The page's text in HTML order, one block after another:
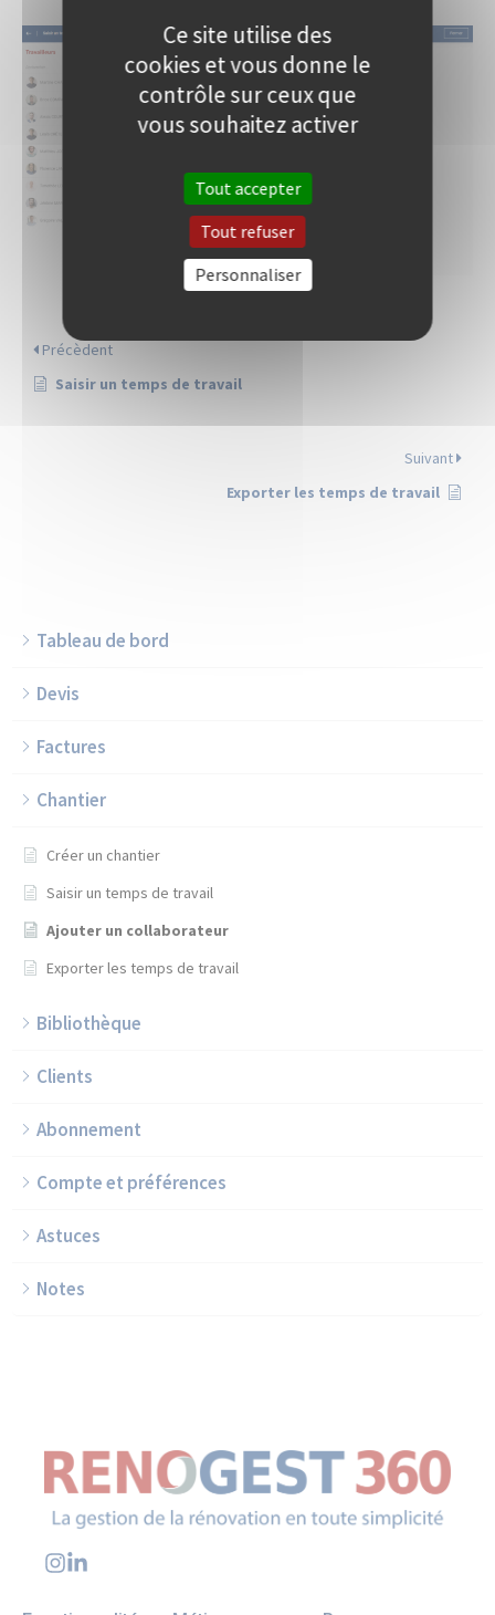
Tableau de bord
Devis
Factures
Chantier
Créer un chantier
Saisir un temps de travail
Ajouter un collaborateur
Exporter les temps de travail
Bibliothèque
Clients
Abonnement
Compte et préférences
Astuces
Notes
Précèdent
Saisir un temps de travail
Suivant
Exporter les temps de travail
Ce site utilise des
cookies et vous donne le
contrôle sur ceux que
vous souhaitez activer
Tout accepter
Tout refuser
Personnaliser